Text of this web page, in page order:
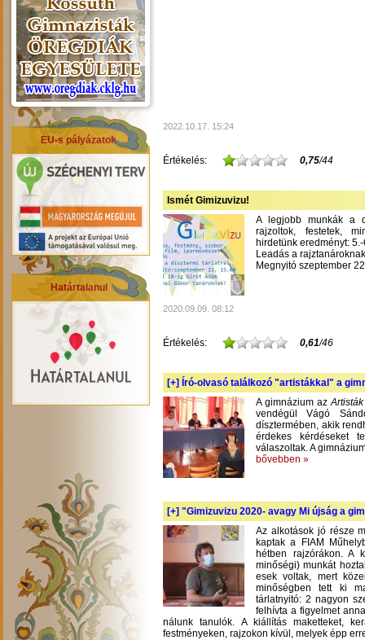
EU-s pályázatok
Határtalanul
2022.10.17. 15:24
Értékelés: 0,75/44
Ismét Gimizuvizu!
A legjobb munkák a
rajzoltok, festetek,
hirdetünk eredményt:
Leadás a
Megnyitó szeptember
2020.09.09. 08:12
Értékelés: 0,61/46
[+] Író-olvasó találkozó "artistákkal" a
A gimnázium az
vendégül Vágó
dísztermében, akik
érdekes kérdéseket
válaszoltak. A
bővebben »
[+] "Gimizuvizu 2020- avagy Mi újság a
Az alkotások jó része
kaptak a FIAM
hétben rajzórákon. A
minőségi) munkát
esek voltak, mert
minőségben tett ki
tárlatnyitó: 2 nagyon
felhívta a figyelmet
nálunk tanulók. A kiállítás maketteket,
festményeken, rajzokon kívül, melyek épp